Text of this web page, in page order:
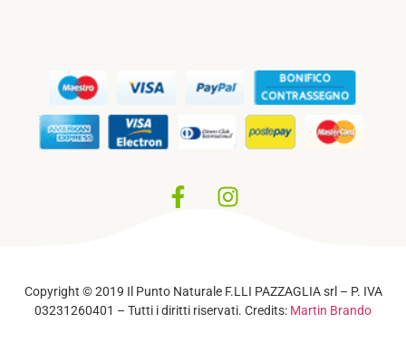
Copyright © 2019 Il Punto Naturale F.LLI PAZZAGLIA srl – P. IVA
03231260401 – Tutti i diritti riservati. Credits: Martin Brando